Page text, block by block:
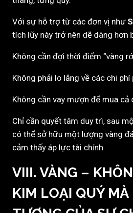
Với sự hỗ trợ từ các đơn vị như
tích lũy này trở nên dễ dàng hơn
Không cần đợi thời điểm “vàng
Không phải lo lắng về các chi phí
Không cần vay mượn để mua cả
Chỉ cần quyết tâm duy trì, sau
có thể sở hữu một lượng vàng
cảm thấy áp lực tài chính.
VIII. VÀNG –
KIM LOẠI QUÝ MÀ